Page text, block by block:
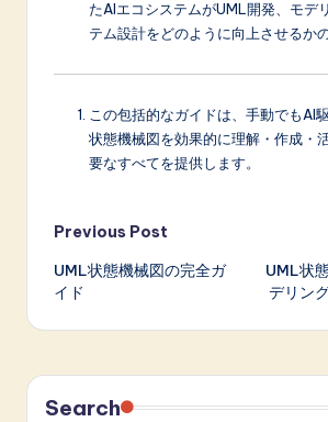
たAIエコシステムがUML開発、モデ
テム設計をどのように向上させるかの
この包括的なガイドは、手動でもAI
状態機械図を効果的に理解・作成・
要なすべてを提供します。
Post
navigation
Previous Post
UML状態機械図の完全ガ
イド
UML状
デリン
Search